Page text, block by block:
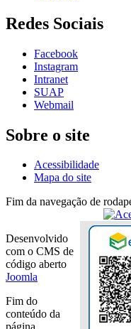
Redes Sociais
Facebook
Instagram
Intranet
SUAP
Webmail
Sobre o site
Acessibilidade
Mapa do site
Fim da navegação de
Desenvolvido
com o CMS de
código aberto
Joomla
Fim do
conteúdo da